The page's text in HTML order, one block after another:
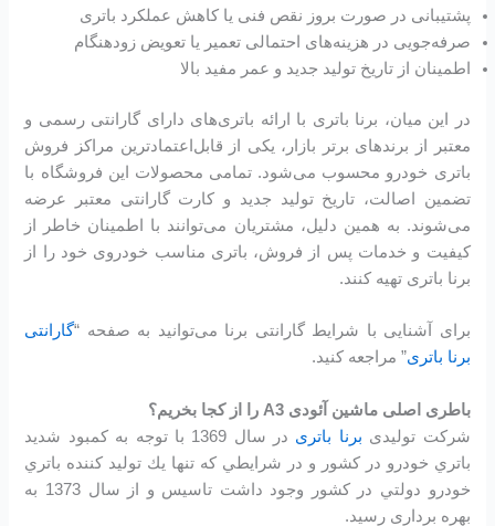
پشتیبانی در صورت بروز نقص فنی یا کاهش عملکرد باتری
صرفه‌جویی در هزینه‌های احتمالی تعمیر یا تعویض زودهنگام
اطمینان از تاریخ تولید جدید و عمر مفید بالا
در این میان، برنا باتری با ارائه باتری‌های دارای گارانتی رسمی و
معتبر از برندهای برتر بازار، یکی از قابل‌اعتمادترین مراکز فروش
باتری خودرو محسوب می‌شود. تمامی محصولات این فروشگاه با
تضمین اصالت، تاریخ تولید جدید و کارت گارانتی معتبر عرضه
می‌شوند. به همین دلیل، مشتریان می‌توانند با اطمینان خاطر از
کیفیت و خدمات پس از فروش، باتری مناسب خودروی خود را از
برنا باتری تهیه کنند.
برای آشنایی با شرایط گارانتی برنا می‌توانید به صفحه “گارانتی
برنا باتری” مراجعه کنید.
باطری اصلی ماشین آئودی A3 را از کجا بخریم؟
شرکت تولیدی برنا باتری
در سال 1369 با توجه به كمبود شديد
باتري خودرو در كشور و در شرايطي كه تنها يك توليد كننده باتري
خودرو دولتي در كشور وجود داشت تاسیس و از سال 1373 به
بهره برداری رسید.